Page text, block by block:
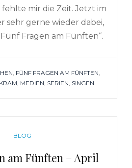
mir die Zeit. Jetzt im
sehr gerne wieder dabei,
Fragen am Fünften“.
FÜNF FRAGEN AM FÜNFTEN
MEDIEN SERIEN SINGEN
CATEGORIES
BLOG
am Fünften – April